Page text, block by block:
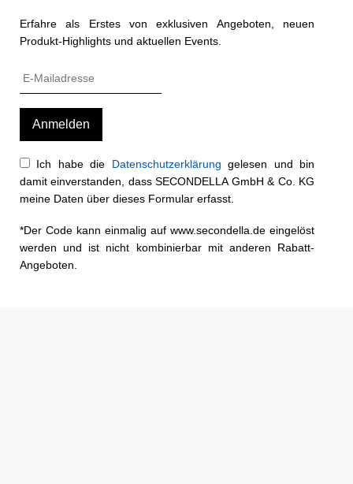
Erfahre als Erstes von exklusiven Angeboten, neuen
Produkt-Highlights und aktuellen Events.
Ich habe die Datenschutzerklärung gelesen und bin
damit einverstanden, dass SECONDELLA GmbH & Co. KG
meine Daten über dieses Formular erfasst.
*Der Code kann einmalig auf www.secondella.de eingelöst
werden und ist nicht kombinierbar mit anderen Rabatt-
Angeboten.